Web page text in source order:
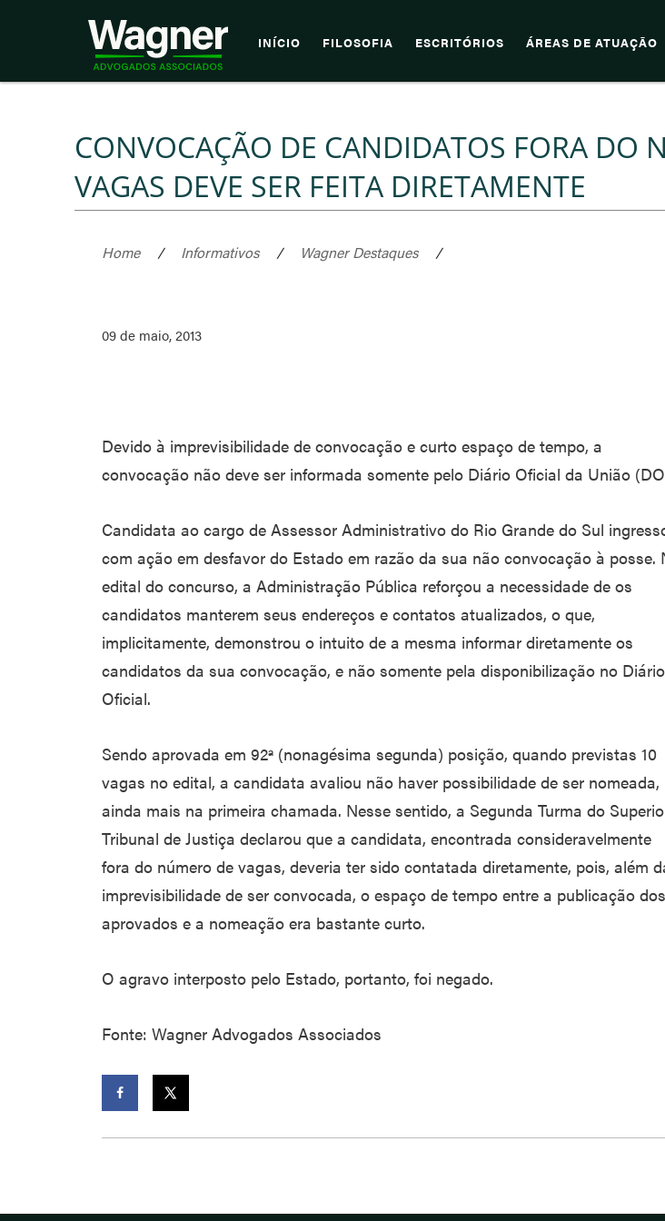
INÍCIO FILOSOFIA ESCRITÓRIOS ÁREAS DE ATUAÇÃO
CONVOCAÇÃO DE CANDIDATOS FORA DO
VAGAS DEVE SER FEITA DIRETAMENTE
Home / Informativos / Wagner Destaques /
09 de maio, 2013
Devido à imprevisibilidade de convocação e curto espaço de tempo, a
convocação não deve ser informada somente pelo Diário Oficial da União
Candidata ao cargo de Assessor Administrativo do Rio Grande do Sul
com ação em desfavor do Estado em razão da sua não convocação à posse.
edital do concurso, a Administração Pública reforçou a necessidade de os
candidatos manterem seus endereços e contatos atualizados, o que,
implicitamente, demonstrou o intuito de a mesma informar diretamente os
candidatos da sua convocação, e não somente pela disponibilização no Diário
Oficial.
Sendo aprovada em 92ª (nonagésima segunda) posição, quando previstas 10
vagas no edital, a candidata avaliou não haver possibilidade de ser nomeada,
ainda mais na primeira chamada. Nesse sentido, a Segunda Turma do
Tribunal de Justiça declarou que a candidata, encontrada consideravelmente
fora do número de vagas, deveria ter sido contatada diretamente, pois, além
imprevisibilidade de ser convocada, o espaço de tempo entre a publicação dos
aprovados e a nomeação era bastante curto.
O agravo interposto pelo Estado, portanto, foi negado.
Fonte: Wagner Advogados Associados